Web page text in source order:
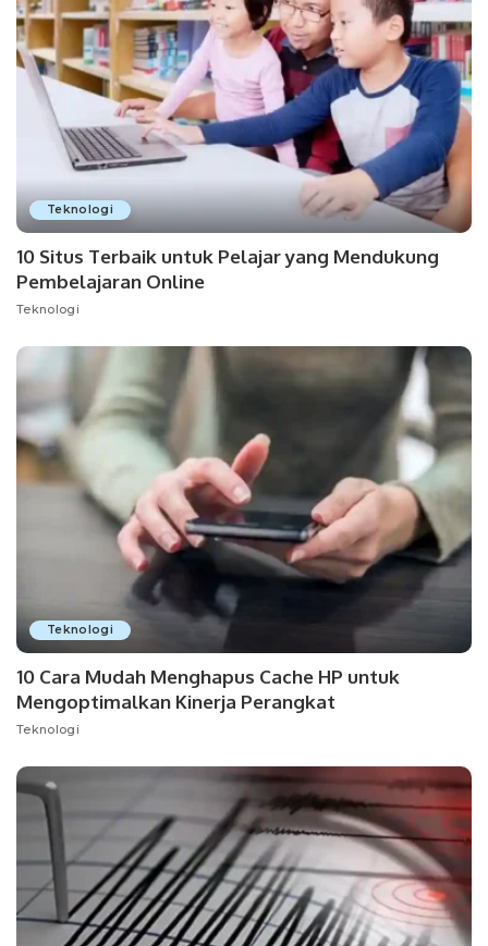
Teknologi
10 Situs Terbaik untuk Pelajar yang Mendukung
Pembelajaran Online
Teknologi
Teknologi
10 Cara Mudah Menghapus Cache HP untuk
Mengoptimalkan Kinerja Perangkat
Teknologi